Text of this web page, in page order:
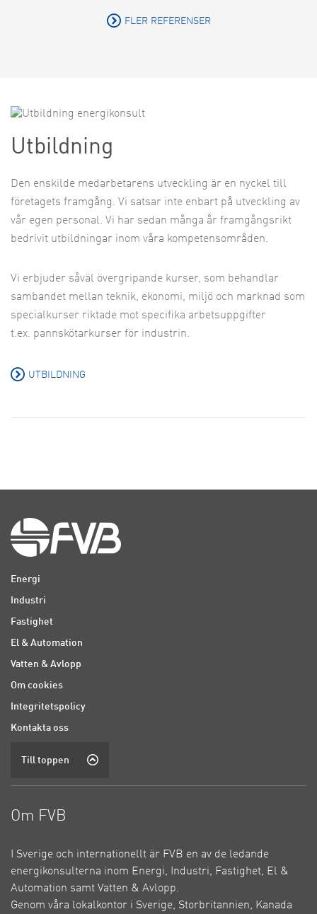
FLER REFERENSER
Utbildning
Den enskilde medarbetarens utveckling är en nyckel till
företagets framgång. Vi satsar inte enbart på utveckling av
vår egen personal. Vi har sedan många år framgångsrikt
bedrivit utbildningar inom våra kompetensområden.
Vi erbjuder såväl övergripande kurser, som behandlar
sambandet mellan teknik, ekonomi, miljö och marknad som
specialkurser riktade mot specifika arbetsuppgifter
t.ex. pannskötarkurser för industrin.
UTBILDNING
Energi
Industri
Fastighet
El & Automation
Vatten & Avlopp
Om cookies
Integritetspolicy
Kontakta oss
Till toppen
Om FVB
I Sverige och internationellt är FVB en av de ledande
energikonsulterna inom Energi, Industri, Fastighet, El &
Automation samt Vatten & Avlopp.
Genom våra lokalkontor i Sverige, Storbritannien, Kanada